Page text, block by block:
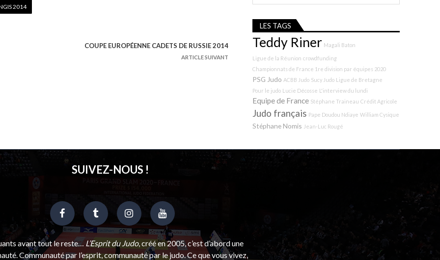
2014
COUPE EUROPÉENNE CADETS DE RUSSIE 2014
ARTICLE SUIVANT
LES TAGS
Teddy Riner Magali Baton
Ligue de la Réunion crowdfunding
Championnats de France 1re division par équipes 2020
PSG Judo ACBB Judo Sucy Judo Ligue de Bretagne
Pour le judo Lucie Décosse L'interview du lundi
Equipe de France Stéphane Traineau Crédit Agricole
Judo français Pape Doudou Ndiaye William Cysique
Stéphane Nomis Jean-Luc Rougé
SUIVEZ-NOUS !
avant tout le reste… L’Esprit du Judo, créé en 2005, c’est d’abord une
Communauté par l’esprit, communauté par le judo. Ce que vous vivez,